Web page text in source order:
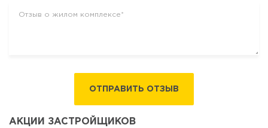
ОТПРАВИТЬ ОТЗЫВ
АКЦИИ ЗАСТРОЙЩИКОВ